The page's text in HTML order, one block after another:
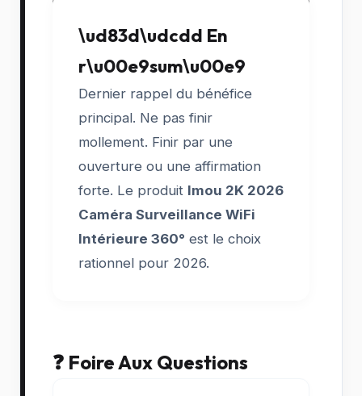
\ud83d\udcdd En
r\u00e9sum\u00e9
Dernier rappel du bénéfice
principal. Ne pas finir
mollement. Finir par une
ouverture ou une affirmation
forte. Le produit Imou 2K 2026
Caméra Surveillance WiFi
Intérieure 360° est le choix
rationnel pour 2026.
❓ Foire Aux Questions